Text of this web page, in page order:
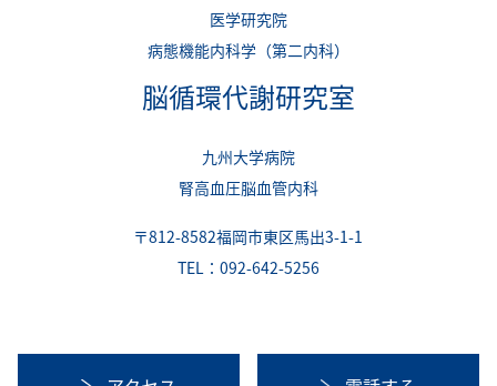
医学研究院
病態機能内科学（第二内科）
脳循環代謝研究室
九州大学病院
腎高血圧脳血管内科
〒812-8582福岡市東区馬出3-1-1
TEL：092-642-5256